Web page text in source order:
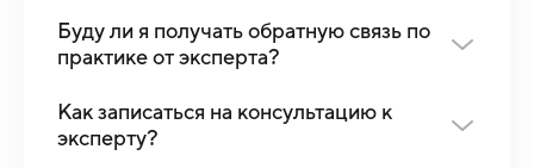
Буду ли я получать обратную связь по
практике от эксперта?
Как записаться на консультацию к
эксперту?